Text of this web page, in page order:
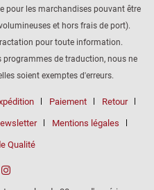
pour les marchandises pouvant être
et hors frais de port).
pour toute information.
programmes de traduction, nous ne
soient exemptes d'erreurs.
Paiement Retour
Mentions légales
Qualité